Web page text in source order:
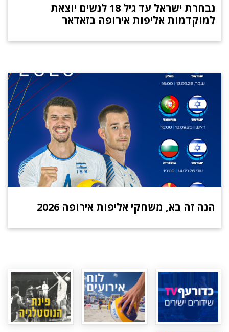
נבחרת ישראל עד גיל 18 לנשים יוצאת
למוקדמות אליפות אירופה בזאדאר
הנה זה בא, משחקי אליפות אירופה 2026